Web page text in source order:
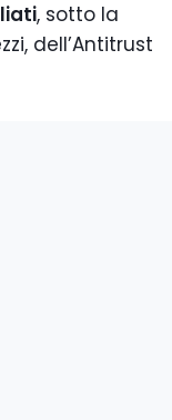
, sotto la
dell’Antitrust